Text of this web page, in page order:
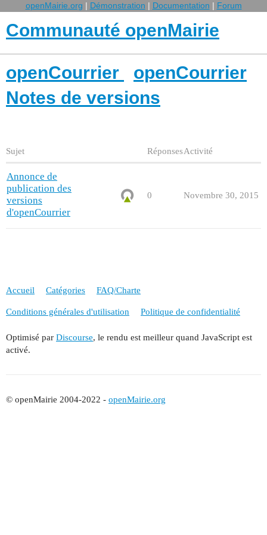
openMairie.org | Démonstration | Documentation | Forum
Communauté openMairie
openCourrier
openCourrier
Notes de versions
Sujet RéponsesActivité
Annonce de
publication des
versions
d'openCourrier
0 Novembre 30, 2015
Accueil Catégories FAQ/Charte
Conditions générales d'utilisation Politique de confidentialité
Optimisé par Discourse, le rendu est meilleur quand JavaScript est
activé.
© openMairie 2004-2022 - openMairie.org